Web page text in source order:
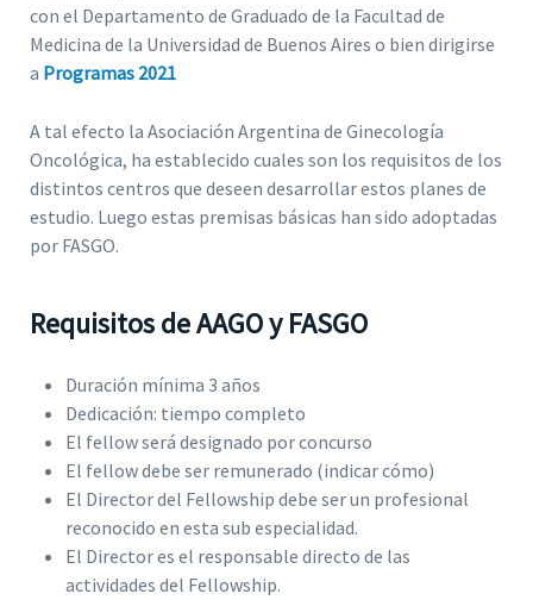
con el Departamento de Graduado de la Facultad de
Medicina de la Universidad de Buenos Aires o bien dirigirse
a Programas 2021
A tal efecto la Asociación Argentina de Ginecología
Oncológica, ha establecido cuales son los requisitos de los
distintos centros que deseen desarrollar estos planes de
estudio. Luego estas premisas básicas han sido adoptadas
por FASGO.
Requisitos de AAGO y FASGO
Duración mínima 3 años
Dedicación: tiempo completo
El fellow será designado por concurso
El fellow debe ser remunerado (indicar cómo)
El Director del Fellowship debe ser un profesional
reconocido en esta sub especialidad.
El Director es el responsable directo de las
actividades del Fellowship.